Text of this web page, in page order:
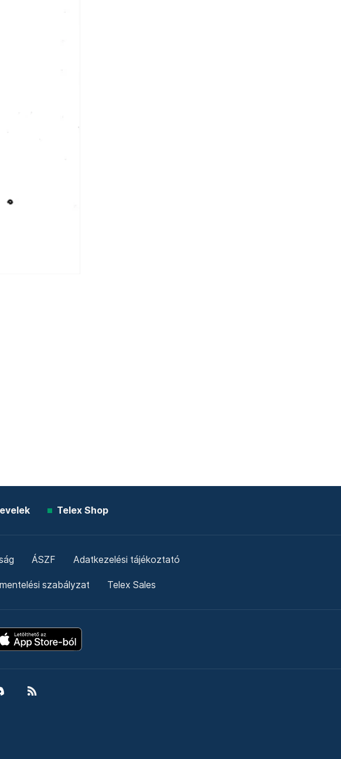
Telex Shop
ÁSZF Adatkezelési tájékoztató
szabályzat Telex Sales